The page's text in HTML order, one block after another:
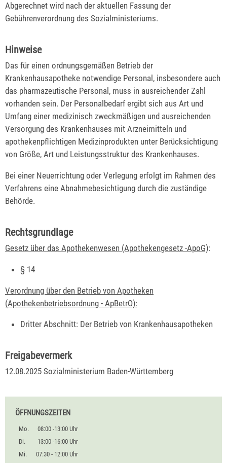
Abgerechnet wird nach der aktuellen Fassung der
Gebührenverordnung des Sozialministeriums.
Hinweise
Das für einen ordnungsgemäßen Betrieb der
Krankenhausapotheke notwendige Personal, insbesondere auch
das pharmazeutische Personal, muss in ausreichender Zahl
vorhanden sein. Der Personalbedarf ergibt sich aus Art und
Umfang einer medizinisch zweckmäßigen und ausreichenden
Versorgung des Krankenhauses mit Arzneimitteln und
apothekenpflichtigen Medizinprodukten unter Berücksichtigung
von Größe, Art und Leistungsstruktur des Krankenhauses.
Bei einer Neuerrichtung oder Verlegung erfolgt im Rahmen des
Verfahrens eine Abnahmebesichtigung durch die zuständige
Behörde.
Rechtsgrundlage
Gesetz über das Apothekenwesen (Apothekengesetz -ApoG):
§ 14
Verordnung über den Betrieb von Apotheken
(Apothekenbetriebsordnung - ApBetrO):
Dritter Abschnitt: Der Betrieb von Krankenhausapotheken
Freigabevermerk
12.08.2025 Sozialministerium Baden-Württemberg
ÖFFNUNGSZEITEN
Mo.
08:00 -13:00 Uhr
Di.
13:00 -16:00 Uhr
Mi.
07:30 - 12:00 Uhr